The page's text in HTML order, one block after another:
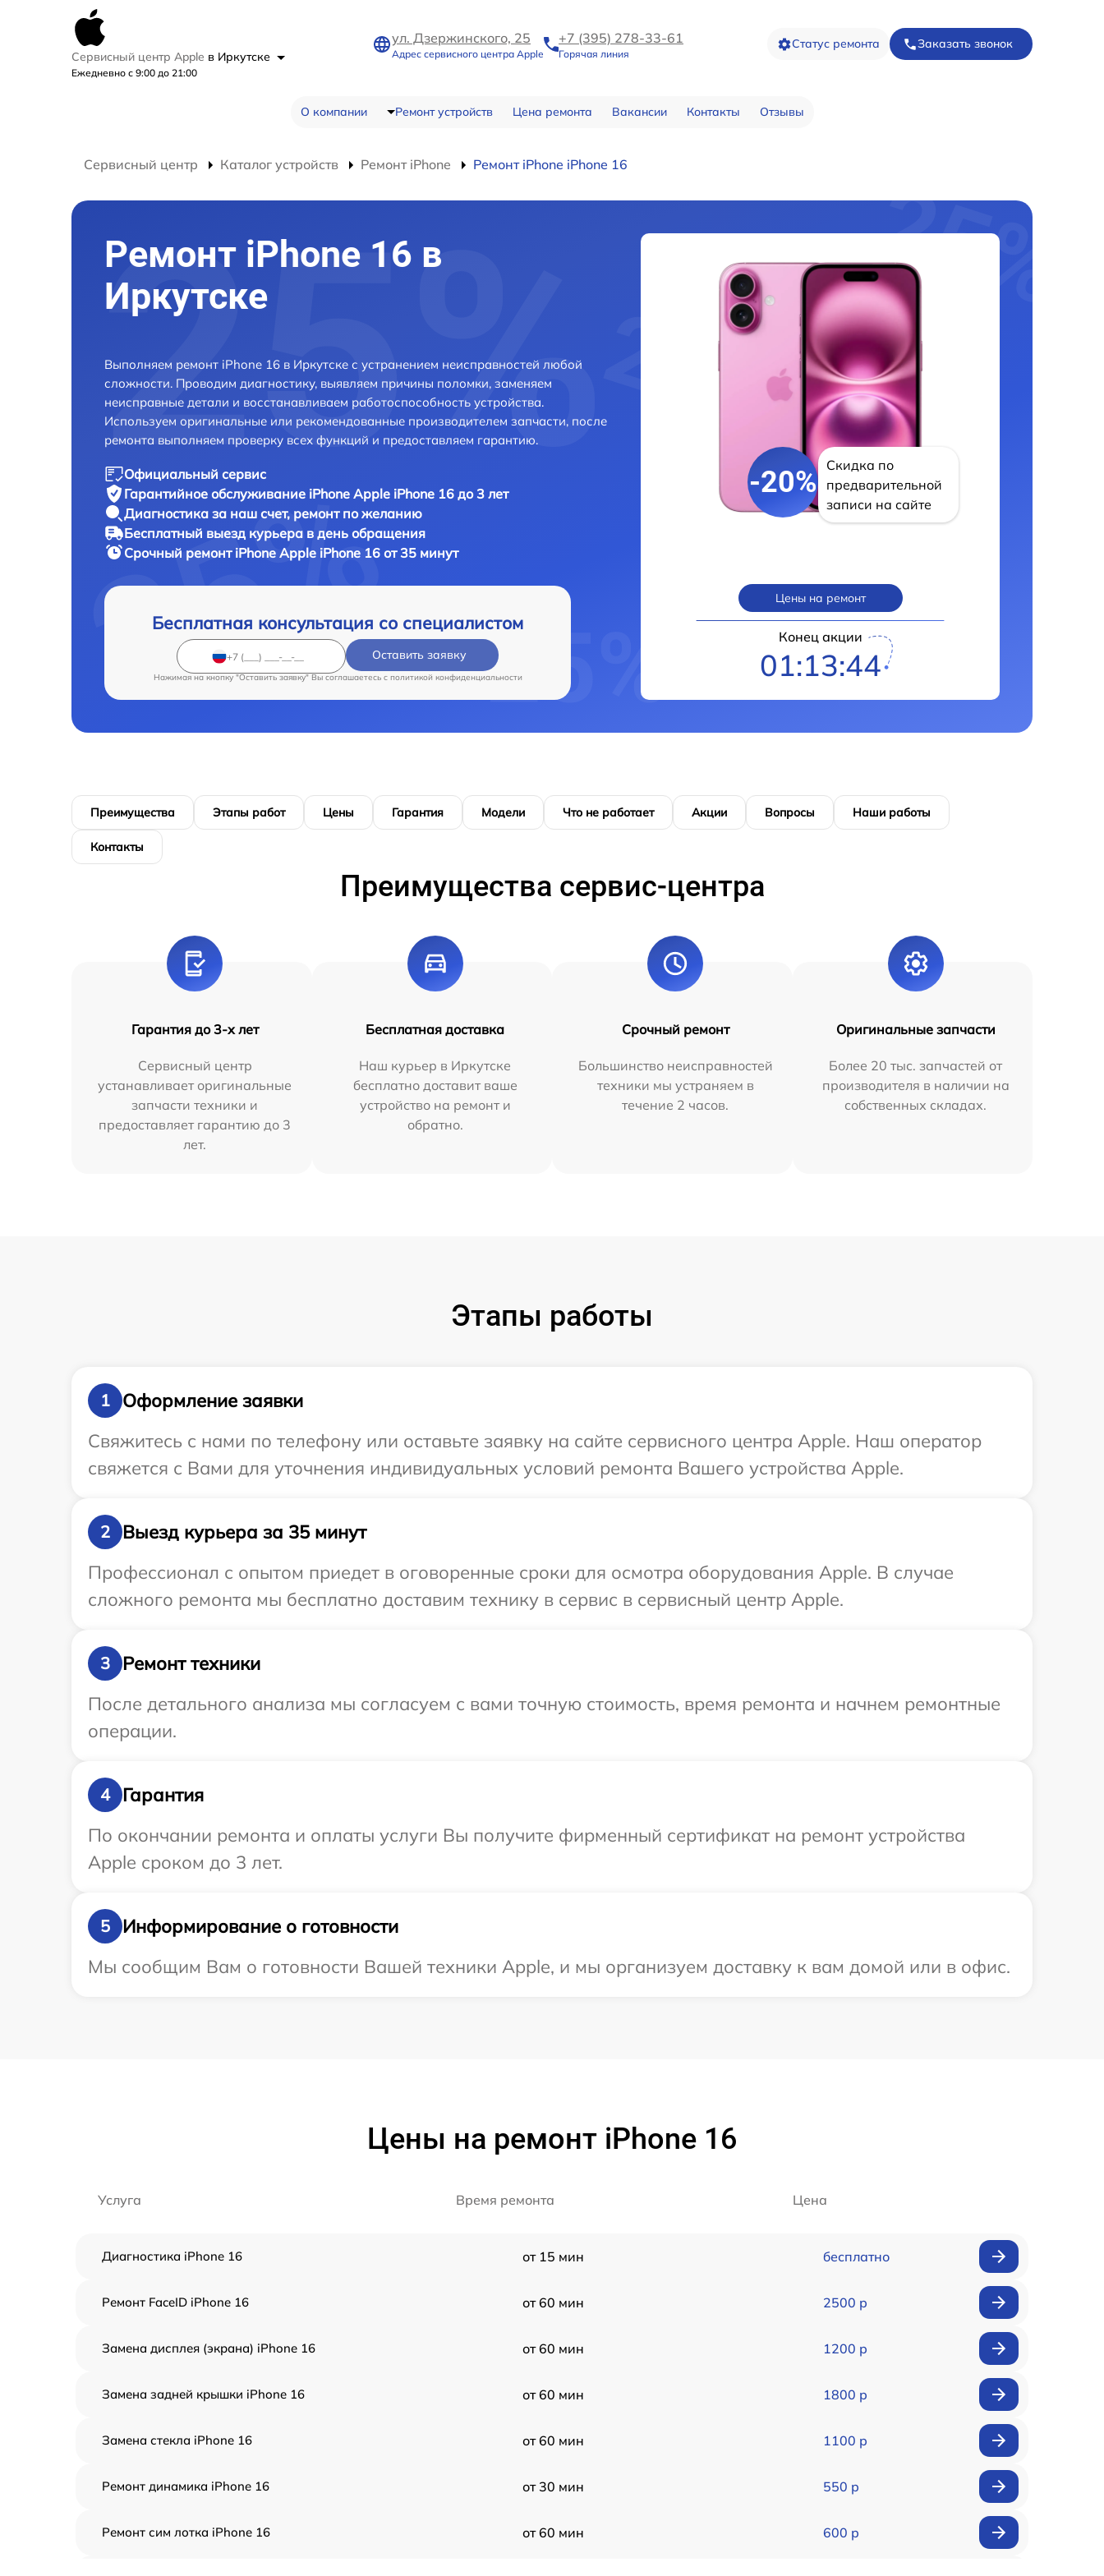
Сервисный центр Apple в Иркутске
Ежедневно с 9:00 до 21:00
ул. Дзержинского, 25
Адрес сервисного центра Apple
+7 (395) 278-33-61
Горячая линия
Статус ремонта Заказать звонок
О компании Ремонт устройств Цена ремонта Вакансии Контакты Отзывы
Сервисный центр Каталог устройств Ремонт iPhone Ремонт iPhone iPhone 16
Ремонт iPhone 16 в
Иркутске
Выполняем ремонт iPhone 16 в Иркутске с устранением неисправностей любой
сложности. Проводим диагностику, выявляем причины поломки, заменяем
неисправные детали и восстанавливаем работоспособность устройства.
Используем оригинальные или рекомендованные производителем запчасти, после
ремонта выполняем проверку всех функций и предоставляем гарантию.
Официальный сервис
Гарантийное обслуживание iPhone Apple iPhone 16 до 3 лет
Диагностика за наш счет, ремонт по желанию
Бесплатный выезд курьера в день обращения
Срочный ремонт iPhone Apple iPhone 16 от 35 минут
Бесплатная консультация со специалистом
Оставить заявку
Нажимая на кнопку "Оставить заявку" Вы соглашаетесь c политикой конфиденциальности
-20%
Скидка по
предварительной
записи на сайте
Цены на ремонт
Конец акции
01:13:43
Преимущества Этапы работ Цены Гарантия Модели Что не работает Акции Вопросы Наши работы
Контакты
Преимущества сервис-центра
Гарантия до 3-х лет
Сервисный центр
устанавливает оригинальные
запчасти техники и
предоставляет гарантию до 3
лет.
Бесплатная доставка
Наш курьер в Иркутске
бесплатно доставит ваше
устройство на ремонт и
обратно.
Срочный ремонт
Большинство неисправностей
техники мы устраняем в
течение 2 часов.
Оригинальные запчасти
Более 20 тыс. запчастей от
производителя в наличии на
собственных складах.
Этапы работы
1
Оформление заявки
Свяжитесь с нами по телефону или оставьте заявку на сайте сервисного центра Apple. Наш оператор
свяжется с Вами для уточнения индивидуальных условий ремонта Вашего устройства Apple.
2
Выезд курьера за 35 минут
Профессионал с опытом приедет в оговоренные сроки для осмотра оборудования Apple. В случае
сложного ремонта мы бесплатно доставим технику в сервис в сервисный центр Apple.
3
Ремонт техники
После детального анализа мы согласуем с вами точную стоимость, время ремонта и начнем ремонтные
операции.
4
Гарантия
По окончании ремонта и оплаты услуги Вы получите фирменный сертификат на ремонт устройства
Apple сроком до 3 лет.
5
Информирование о готовности
Мы сообщим Вам о готовности Вашей техники Apple, и мы организуем доставку к вам домой или в офис.
Цены на ремонт iPhone 16
Услуга Время ремонта Цена
Диагностика iPhone 16 от 15 мин бесплатно
Ремонт FaceID iPhone 16 от 60 мин 2500 р
Замена дисплея (экрана) iPhone 16 от 60 мин 1200 р
Замена задней крышки iPhone 16 от 60 мин 1800 р
Замена стекла iPhone 16 от 60 мин 1100 р
Ремонт динамика iPhone 16 от 30 мин 550 р
Ремонт сим лотка iPhone 16 от 60 мин 600 р